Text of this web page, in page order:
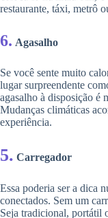
restaurante, táxi, metrô
6. Agasalho
Se você sente muito
lugar surpreendente
agasalho à disposição é
Mudanças climáticas
experiência.
5. Carregador
Essa poderia ser a dica
conectados. Sem um
Seja tradicional, portátil